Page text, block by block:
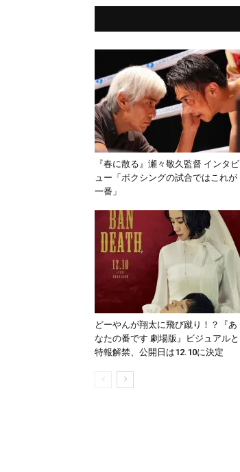
『春に散る』瀬々敬久監督 インタビ
ュー「ボクシングの試合ではこれが
一番」
どーやんが翔太に飛び蹴り！？『あ
なたの番です 劇場版』ビジュアルと
特報解禁、公開日は12.10に決定